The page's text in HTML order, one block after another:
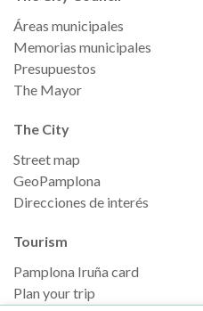
Áreas municipales
Memorias municipales
Presupuestos
The Mayor
The City
Street map
GeoPamplona
Direcciones de interés
Tourism
Pamplona Iruña card
Plan your trip